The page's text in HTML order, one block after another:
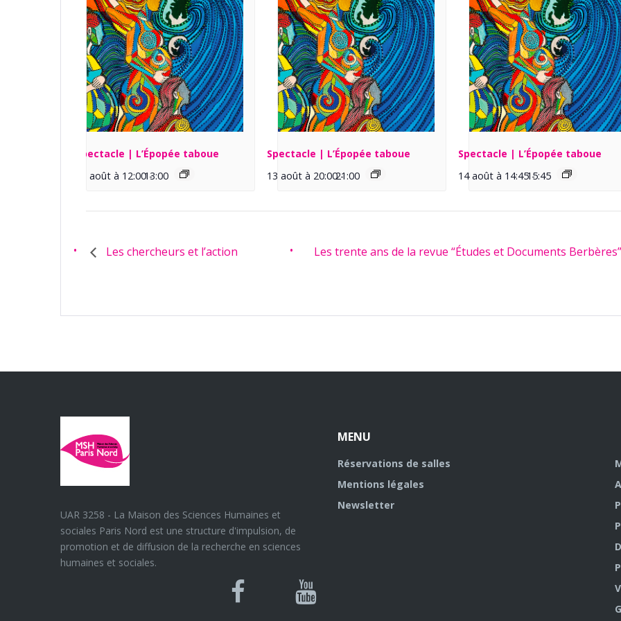
Spectacle | L’Épopée taboue
13 août à 12:00 -
13:00
Spectacle | L’Épopée taboue
13 août à 20:00 -
21:00
Spectacle | L’Épopée taboue
14 août à 14:45 -
15:45
Les chercheurs et l’action Les trente ans de la revue “Études et Documents
UAR 3258 - La Maison des Sciences Humaines et
sociales Paris Nord est une structure d'impulsion, de
promotion et de diffusion de la recherche en sciences
humaines et sociales.
Bluesky
Canal
MENU
Réservations de salles
Mentions légales
Newsletter